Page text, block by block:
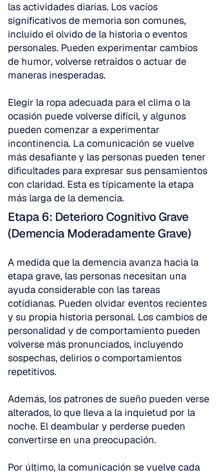
las actividades diarias. Los vacíos
significativos de memoria son comunes,
incluido el olvido de la historia o eventos
personales. Pueden experimentar cambios
de humor, volverse retraídos o actuar de
maneras inesperadas.
Elegir la ropa adecuada para el clima o la
ocasión puede volverse difícil, y algunos
pueden comenzar a experimentar
incontinencia. La comunicación se vuelve
más desafiante y las personas pueden tener
dificultades para expresar sus pensamientos
con claridad. Esta es típicamente la etapa
más larga de la demencia.
Etapa 6: Deterioro Cognitivo Grave
(Demencia Moderadamente Grave)
A medida que la demencia avanza hacia la
etapa grave, las personas necesitan una
ayuda considerable con las tareas
cotidianas. Pueden olvidar eventos recientes
y su propia historia personal. Los cambios de
personalidad y de comportamiento pueden
volverse más pronunciados, incluyendo
sospechas, delirios o comportamientos
repetitivos.
Además, los patrones de sueño pueden verse
alterados, lo que lleva a la inquietud por la
noche. El deambular y perderse pueden
convertirse en una preocupación.
Por último, la comunicación se vuelve cada